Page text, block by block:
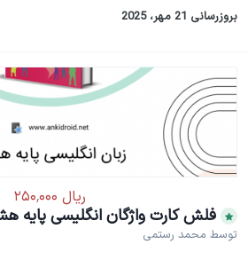
بروزرسانی 21 مهر، 2025
فلش کارت واژگان انگلیسی پایه
توسطمحمد رستمی